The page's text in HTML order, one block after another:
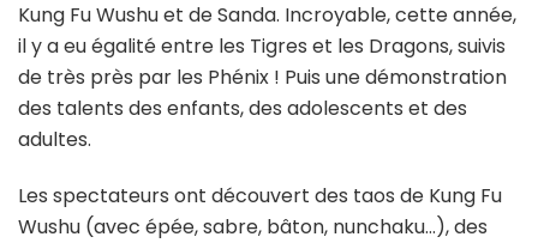
Kung Fu Wushu et de Sanda. Incroyable, cette année,
il y a eu égalité entre les Tigres et les Dragons, suivis
de très près par les Phénix ! Puis une démonstration
des talents des enfants, des adolescents et des
adultes.
Les spectateurs ont découvert des taos de Kung Fu
Wushu (avec épée, sabre, bâton, nunchaku…), des